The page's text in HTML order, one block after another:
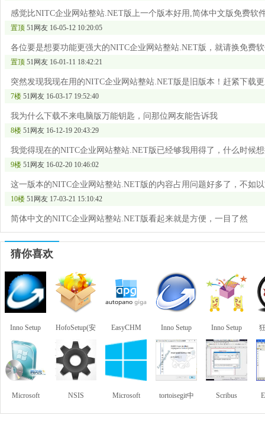
感觉比NITC企业网站整站.NET版上一个版本好用,简体中文版免费软
置顶 51网友 16-05-12 10:20:05
各位要是想要功能更强大的NITC企业网站整站.NET版，就请换免费
置顶 51网友 16-01-11 18:42:21
突然发现我现在用的NITC企业网站整站.NET版是旧版本！赶紧下载
7楼 51网友 16-03-17 19:52:40
我为什么下载不来电脑版万能钥匙，问那位网友能告诉我
8楼 51网友 16-12-19 20:43:29
我觉得现在的NITC企业网站整站.NET版已经够我用得了，什么时候
9楼 51网友 16-02-20 10:46:02
这一版本的NITC企业网站整站.NET版的内容占用问题好多了，不如
10楼 51网友 17-03-21 15:10:42
简体中文的NITC企业网站整站.NET版看起来就是方便，一目了然
猜你喜欢
Inno Setup HofoSetup(安
装包制作大
师)
EasyCHM
具)
Inno Setup Inno Setup
Microsoft NSIS Microsoft tortoisegit中 Scribus